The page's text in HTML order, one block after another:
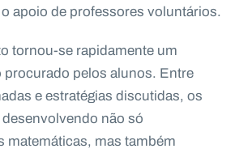
apoio de professores voluntários.
tornou-se rapidamente um
pelos alunos. Entre
e estratégias discutidas, os
não só
matemáticas, mas também